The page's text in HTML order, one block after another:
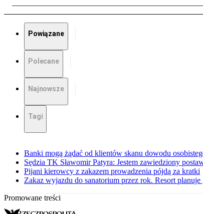
Powiązane
Polecane
Najnowsze
Tagi
Banki mogą żądać od klientów skanu dowodu
Sędzia TK Sławomir Patyra: Jestem zawiedziony
Pijani kierowcy z zakazem prowadzenia pójdą za kratki
Zakaz wyjazdu do sanatorium przez rok. Resort
Promowane treści